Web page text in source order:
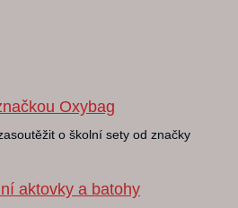
Oxybag
o školní sety od značky
aktovky a batohy